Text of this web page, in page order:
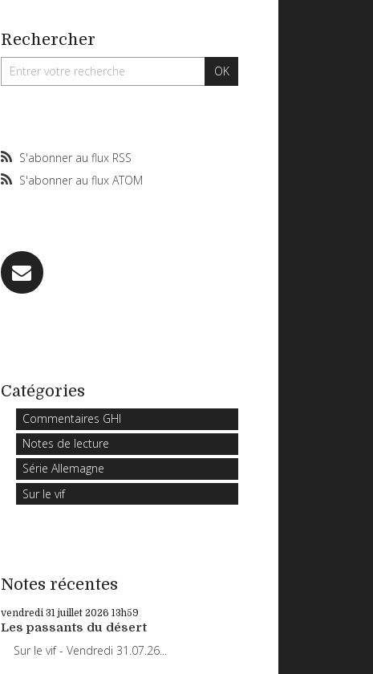
Rechercher
S'abonner au flux RSS
S'abonner au flux ATOM
Catégories
Commentaires GHI
Notes de lecture
Série Allemagne
Sur le vif
Notes récentes
vendredi 31 juillet 2026 13h59
Les passants du désert
Sur le vif - Vendredi 31.07.26...